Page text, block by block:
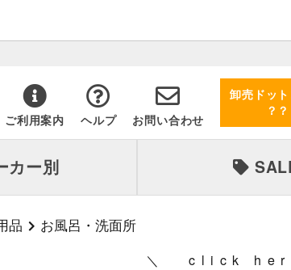
ご利用案内 ヘルプ お問い合わせ
卸売ドッ
？？
カー別
品 お風呂・洗面所
click